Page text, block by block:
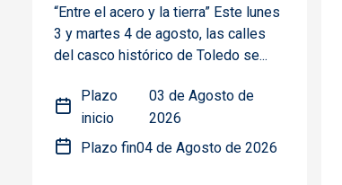
“Entre el acero y la tierra” Este lunes
3 y martes 4 de agosto, las calles
del casco histórico de Toledo se...
Plazo
inicio
03 de Agosto de
2026
Plazo fin04 de Agosto de 2026